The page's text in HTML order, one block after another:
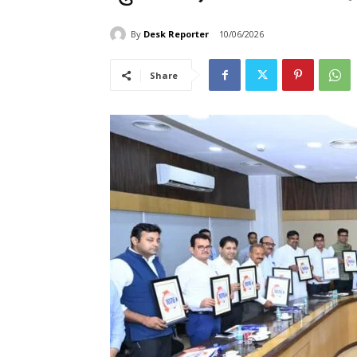
By Desk Reporter 10/06/2026
Share